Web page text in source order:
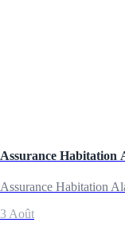
Assurance
Assurance Habitation
3 Août